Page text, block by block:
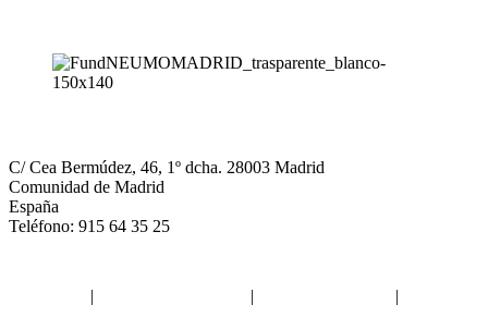
C/ Cea Bermúdez, 46, 1º dcha. 28003 Madrid
Comunidad de Madrid
España
Teléfono: 915 64 35 25
| | |